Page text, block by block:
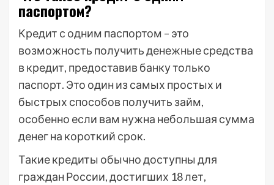
паспортом?
Кредит с одним паспортом – это
возможность получить денежные средства
в кредит, предоставив банку только
паспорт. Это один из самых простых и
быстрых способов получить займ,
особенно если вам нужна небольшая сумма
денег на короткий срок.
Такие кредиты обычно доступны для
граждан России, достигших 18 лет,